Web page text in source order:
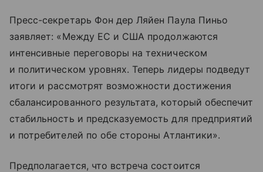
Пресс-секретарь Фон дер Ляйен Паула Пиньо
заявляет: «Между ЕС и США продолжаются
интенсивные переговоры на техническом
и политическом уровнях. Теперь лидеры подведут
итоги и рассмотрят возможности достижения
сбалансированного результата, который обеспечит
стабильность и предсказуемость для предприятий
и потребителей по обе стороны Атлантики».
Предполагается, что встреча состоится